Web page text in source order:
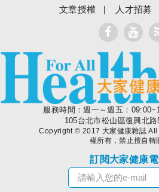
文章授權
人才招募
服務時間：週一～週五：
105台北市松山區復興北
Copyright © 2017 大家健康雜誌
權所有，禁止擅自轉
訂閱大家健康